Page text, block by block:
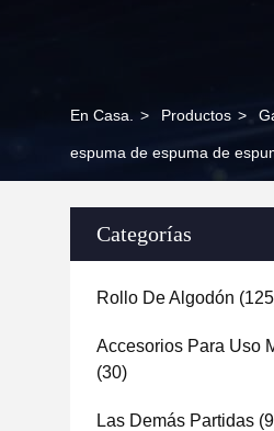
En Casa. > Productos >
espuma de espuma de
Categorías
Rollo De Algodón
Accesorios Para Uso
(30)
Las Demás Partidas